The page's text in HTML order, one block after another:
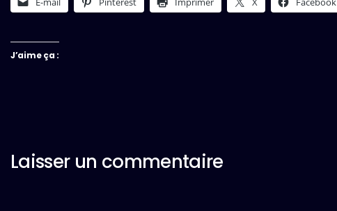
J’aime ça :
Laisser un commentaire